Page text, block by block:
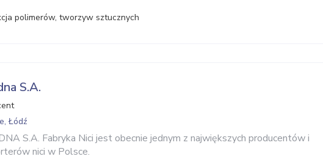
polimerów, tworzyw sztucznych
S.A.
Łódź
S.A. Fabryka Nici jest obecnie jednym z największych producentów i
nici w Polsce.